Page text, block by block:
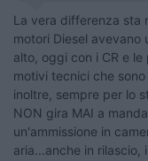
La vera differenza sta
motori Diesel avevano
alto, oggi con i CR e
motivi tecnici che
inoltre, sempre per lo
NON gira MAI a
un'ammissione in
aria...anche in rilascio,